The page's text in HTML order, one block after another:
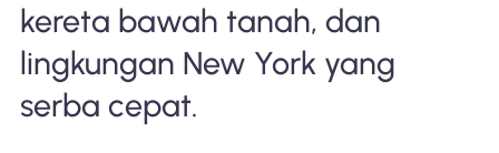
kereta bawah tanah, dan
lingkungan New York yang
serba cepat.